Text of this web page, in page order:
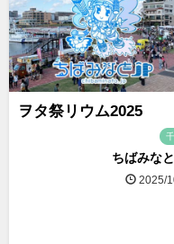
ヲタ祭リウム2025
ちばみな
2025/